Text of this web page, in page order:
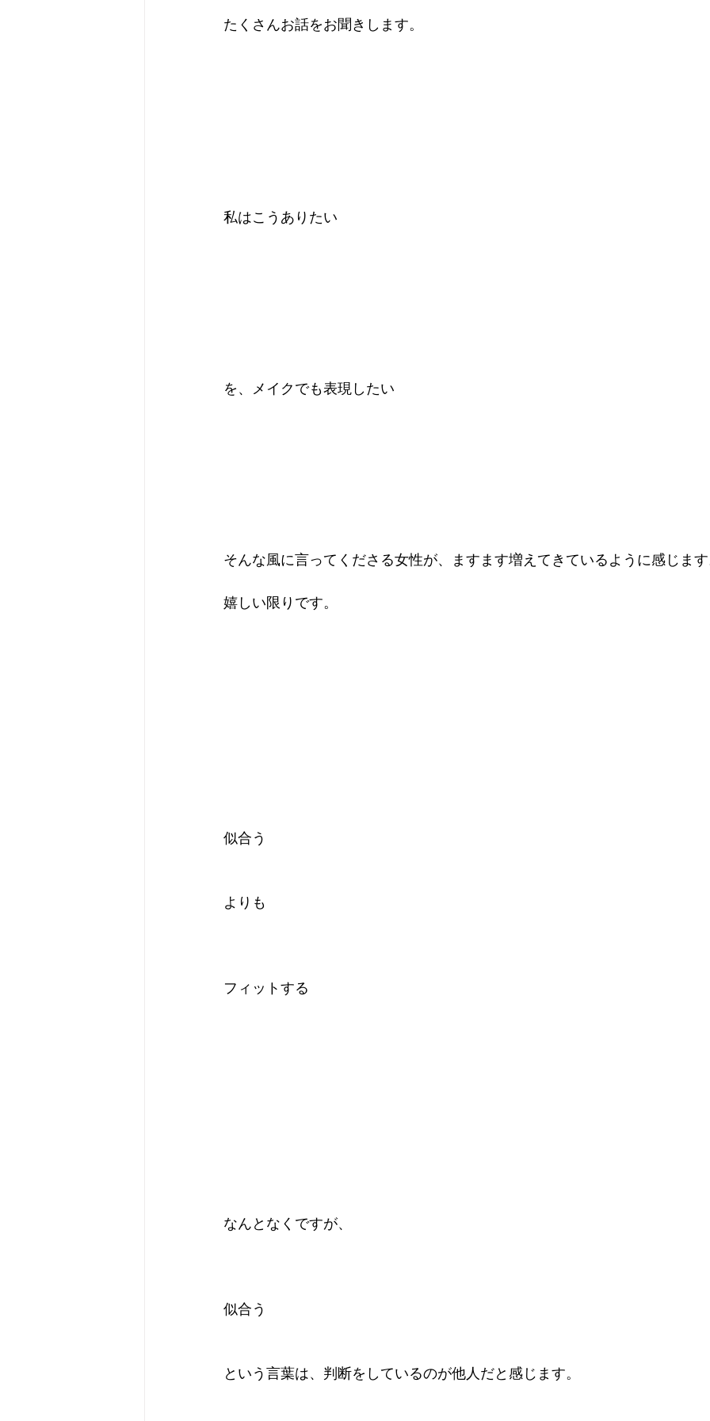
たくさんお話をお聞きします。
私はこうありたい
を、メイクでも表現したい
そんな風に言ってくださる女性が、ますます増えてきているように感じま
嬉しい限りです。
似合う
よりも
フィットする
なんとなくですが、
似合う
という言葉は、判断をしているのが他人だと感じます。